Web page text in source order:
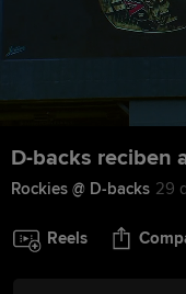
D-backs reciben
Rockies @ D-backs 29
Reels